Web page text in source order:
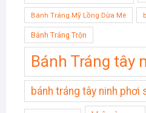
Bánh Tráng Mỹ Lồng Dừa Mè
Bánh Tráng Trộn
Bánh Tráng tây
bánh tráng tây ninh phơi